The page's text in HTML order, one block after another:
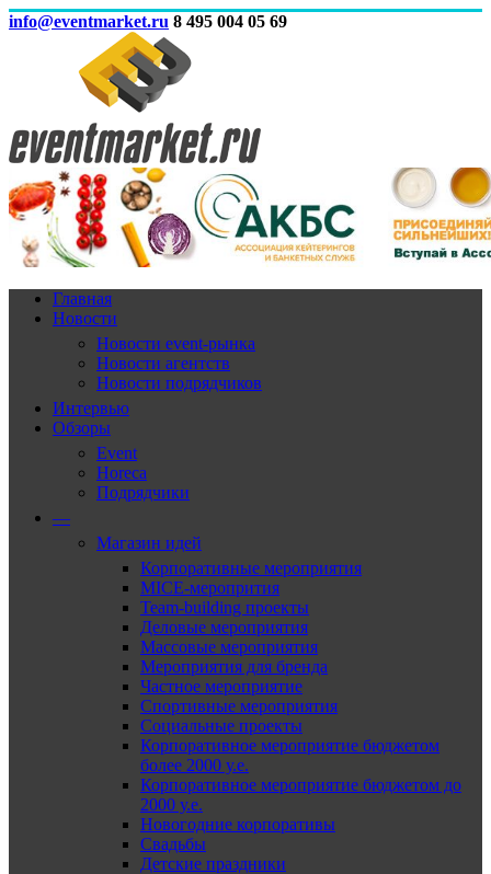
info@eventmarket.ru 8 495 004 05 69
Главная
Новости
Новости event-рынка
Новости агентств
Новости подрядчиков
Интервью
Обзоры
Event
Horeca
Подрядчики
—
Магазин идей
Корпоративные мероприятия
MICE-меропрития
Team-building проекты
Деловые мероприятия
Массовые мероприятия
Мероприятия для бренда
Частное мероприятие
Спортивные мероприятия
Социальные проекты
Корпоративное мероприятие бюджетом
более 2000 у.е.
Корпоративное мероприятие бюджетом до
2000 у.е.
Новогодние корпоративы
Свадьбы
Детские праздники